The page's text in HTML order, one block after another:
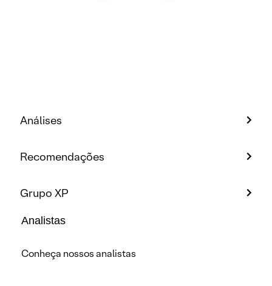
Análises
Recomendações
Grupo XP
Analistas
Conheça nossos analistas